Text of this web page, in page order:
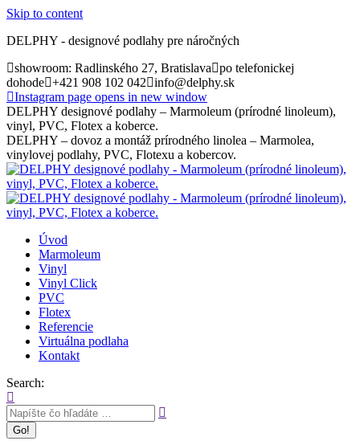
Skip to content
DELPHY - designové podlahy pre náročných
showroom: Radlinského 27, Bratislava
po telefonickej
dohode +421 908 102 042
info@delphy.sk
Instagram page opens in new window
DELPHY designové podlahy – Marmoleum (prírodné linoleum),
vinyl, PVC, Flotex a koberce.
DELPHY – dovoz a montáž prírodného linolea – Marmolea,
vinylovej podlahy, PVC, Flotexu a kobercov.
Úvod
Marmoleum
Vinyl
Vinyl Click
PVC
Flotex
Referencie
Virtuálna podlaha
Kontakt
Search: